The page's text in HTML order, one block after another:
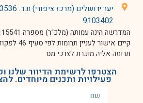
9103402
המדרשה הינה עמותה (מלכ"ר) מספרה 580115541
קיים אישור
תרומה אליה מוכרת לצרכי מס
הצטרפו לרשימת הדיוור שלנו
פעילויות ותכנים מיוחדים.